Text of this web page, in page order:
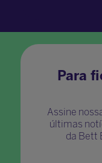
Para
Assine
últimas
da Bett